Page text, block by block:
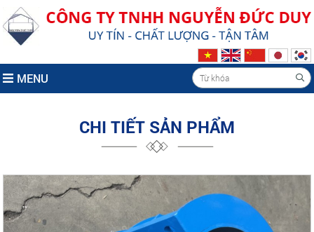
MENU
CHI TIẾT SẢN PHẨM